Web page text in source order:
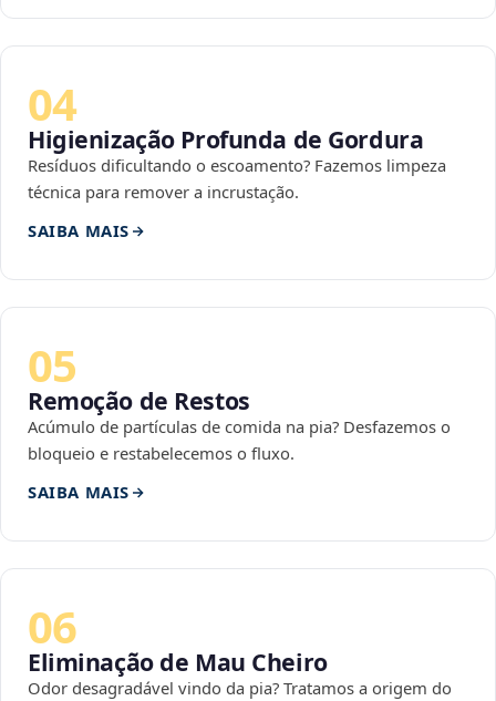
04
Higienização Profunda de Gordura
Resíduos dificultando o escoamento? Fazemos limpeza
técnica para remover a incrustação.
SAIBA MAIS
05
Remoção de Restos
Acúmulo de partículas de comida na pia? Desfazemos o
bloqueio e restabelecemos o fluxo.
SAIBA MAIS
06
Eliminação de Mau Cheiro
Odor desagradável vindo da pia? Tratamos a origem do